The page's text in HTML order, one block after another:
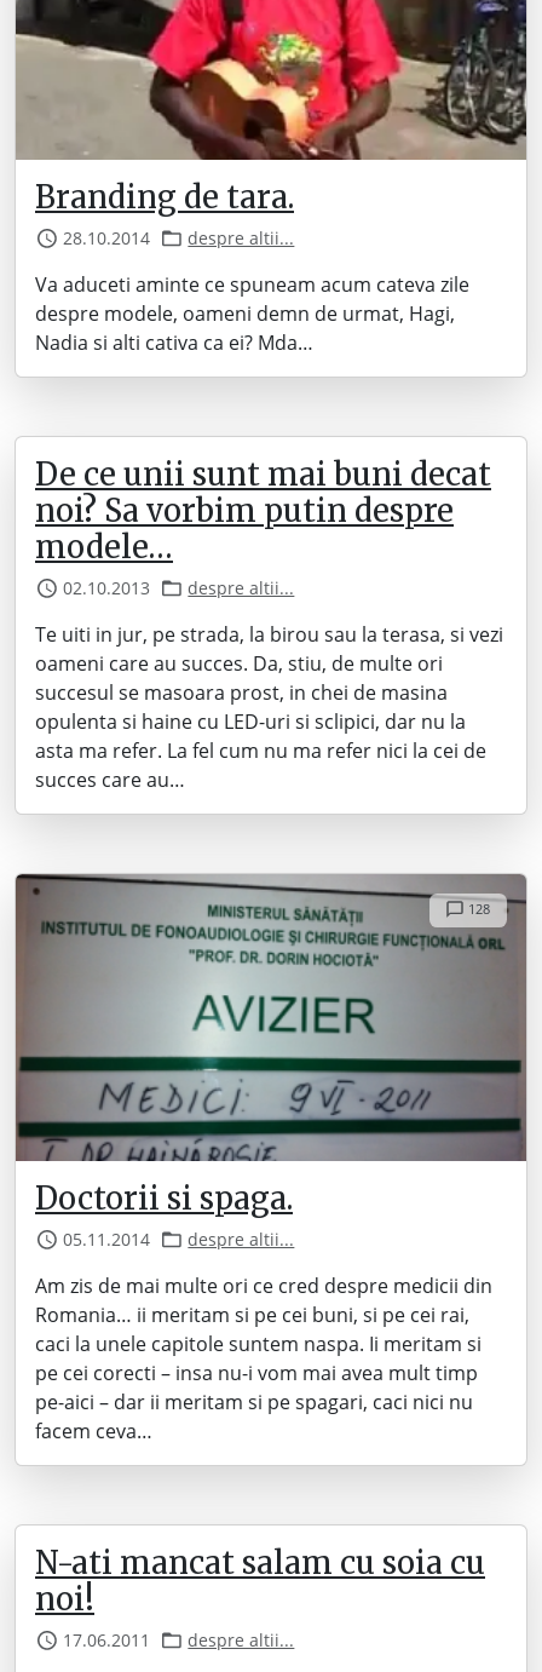
Branding de tara.
28.10.2014 despre altii...
Va aduceti aminte ce spuneam acum cateva zile
despre modele, oameni demn de urmat, Hagi,
Nadia si alti cativa ca ei? Mda…
De ce unii sunt mai buni decat
noi? Sa vorbim putin despre
modele…
02.10.2013 despre altii...
Te uiti in jur, pe strada, la birou sau la terasa, si vezi
oameni care au succes. Da, stiu, de multe ori
succesul se masoara prost, in chei de masina
opulenta si haine cu LED-uri si sclipici, dar nu la
asta ma refer. La fel cum nu ma refer nici la cei de
succes care au…
128
Doctorii si spaga.
05.11.2014 despre altii...
Am zis de mai multe ori ce cred despre medicii din
Romania… ii meritam si pe cei buni, si pe cei rai,
caci la unele capitole suntem naspa. Ii meritam si
pe cei corecti – insa nu-i vom mai avea mult timp
pe-aici – dar ii meritam si pe spagari, caci nici nu
facem ceva…
N-ati mancat salam cu soia cu
noi!
17.06.2011 despre altii...